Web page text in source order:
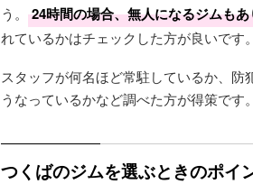
う。
24時間の場合、無人になるジムも
れているかはチェックした方が良いです。
スタッフが何名ほど常駐しているか、
うなっているかなど調べた方が得策です
つくばのジムを選ぶときのポイ